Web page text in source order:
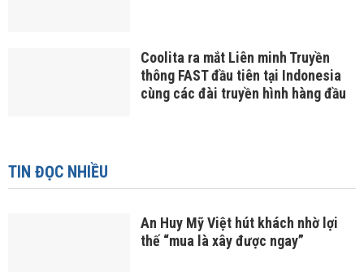
Coolita ra mắt Liên minh Truyền
thông FAST đầu tiên tại Indonesia
cùng các đài truyền hình hàng đầu
TIN ĐỌC NHIỀU
An Huy Mỹ Việt hút khách nhờ lợi
thế “mua là xây được ngay”